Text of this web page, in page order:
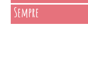
Sempre